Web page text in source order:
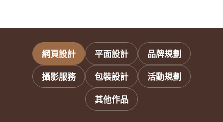
網頁設計 平面設計
品牌規劃
攝影服務
包裝設計
活動規劃
其他作品